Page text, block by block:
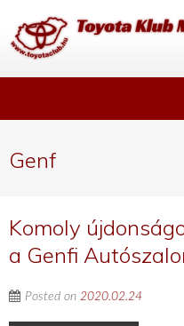
Genf
Komoly
a Genfi
Posted on 2020.02.24